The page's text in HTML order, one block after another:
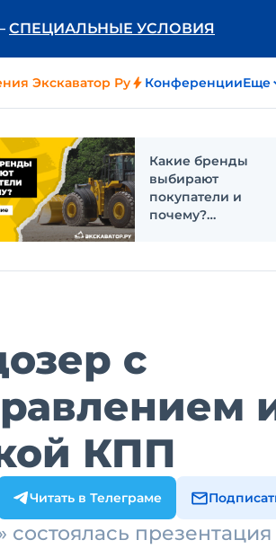
СПЕЦИАЛЬНЫЕ УСЛОВИЯ
Экскаватор Ру КонференцииЕще
Какие бренды
выбирают
покупатели и
почему?
с
КПП
Читать в Телеграме
презентация